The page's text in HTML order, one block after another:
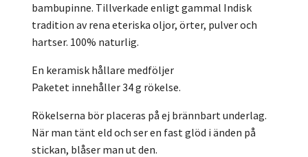
bambupinne. Tillverkade enligt gammal Indisk
tradition av rena eteriska oljor, örter, pulver och
hartser. 100% naturlig.
En keramisk hållare medföljer
Paketet innehåller 34 g rökelse.
Rökelserna bör placeras på ej brännbart underlag.
När man tänt eld och ser en fast glöd i änden på
stickan, blåser man ut den.